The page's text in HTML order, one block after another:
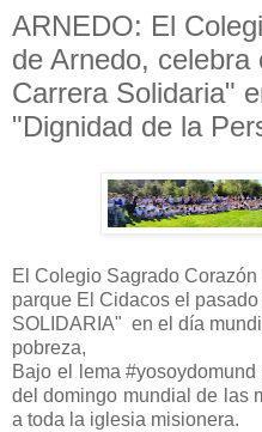
ARNEDO: El
de Arnedo, celebra
Carrera Solidaria"
"Dignidad de la
El Colegio Sagrado
parque El Cidacos el
SOLIDARIA" en el día
pobreza,
Bajo el lema
del domingo mundial de las
a toda la iglesia misionera.